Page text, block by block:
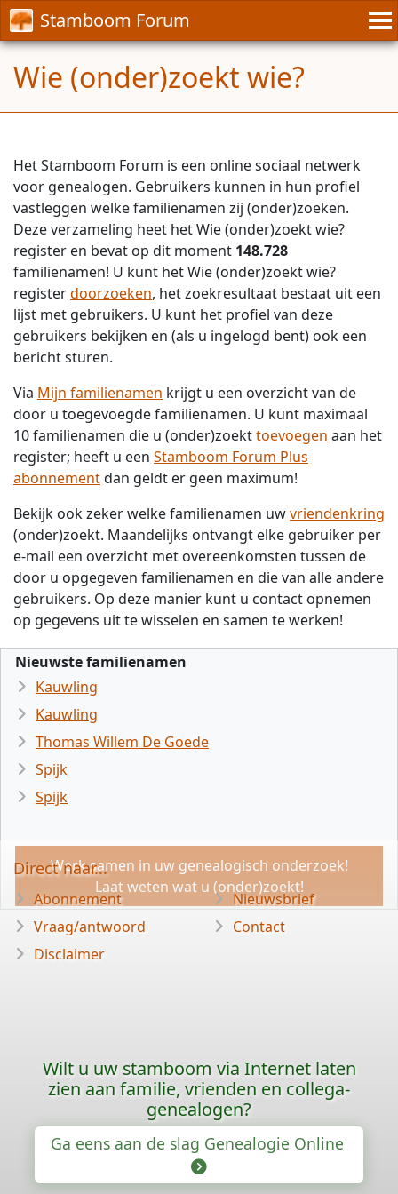
Stamboom Forum
Wie (onder)zoekt wie?
Het Stamboom Forum is een online sociaal netwerk
voor genealogen. Gebruikers kunnen in hun profiel
vastleggen welke familienamen zij (onder)zoeken.
Deze verzameling heet het Wie (onder)zoekt wie?
register en bevat op dit moment 148.728
familienamen! U kunt het Wie (onder)zoekt wie?
registerdoorzoeken, het zoekresultaat bestaat uit een
lijst met gebruikers. U kunt het profiel van deze
gebruikers bekijken en (als u ingelogd bent) ook een
bericht sturen.
Via Mijn familienamen krijgt u een overzicht van de
door u toegevoegde familienamen. U kunt maximaal
10 familienamen die u (onder)zoekttoevoegen aan het
register; heeft u een Stamboom Forum Plus
abonnementdan geldt er geen maximum!
Bekijk ook zeker welke familienamen uwvriendenkring
(onder)zoekt. Maandelijks ontvangt elke gebruiker per
e-mail een overzicht met overeenkomsten tussen de
door u opgegeven familienamen en die van alle andere
gebruikers. Op deze manier kunt u contact opnemen
op gegevens uit te wisselen en samen te werken!
Nieuwste familienamen
Kauwling
Kauwling
Thomas Willem De Goede
Spijk
Spijk
Werk samen in uw genealogisch onderzoek!
Laat weten wat u (onder)zoekt!
Direct naar...
Abonnement
Vraag/antwoord
Disclaimer
Nieuwsbrief
Contact
Wilt u uw stamboom via Internet laten
zien aan familie, vrienden en collega-
genealogen?
Ga eens aan de slag Genealogie Online